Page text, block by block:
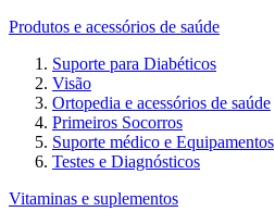
Produtos e acessórios de saúde
Suporte para Diabéticos
Visão
Ortopedia e acessórios de saúde
Primeiros Socorros
Suporte médico e Equipamentos
Testes e Diagnósticos
Vitaminas e suplementos